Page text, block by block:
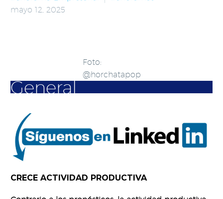
mayo 12, 2025
Foto:
@horchatapop
General
CRECE ACTIVIDAD PRODUCTIVA